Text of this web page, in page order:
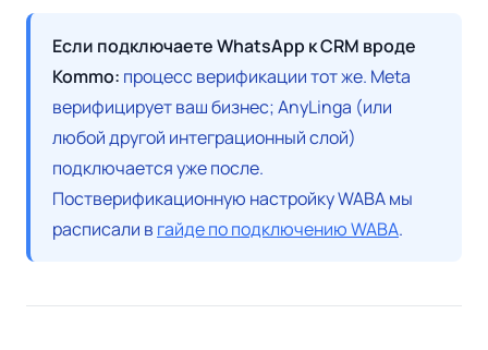
Если подключаете WhatsApp к CRM вроде
Kommo: процесс верификации тот же. Meta
верифицирует ваш бизнес; AnyLinga (или
любой другой интеграционный слой)
подключается уже после.
Постверификационную настройку WABA мы
расписали в гайде по подключению WABA.